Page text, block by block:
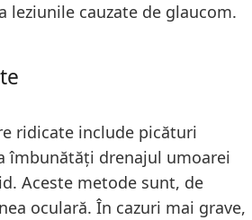
cauzate de glaucom.
ridicate include picături
îmbunătăți drenajul umoarei
Aceste metode sunt, de
oculară. În cazuri mai grave,